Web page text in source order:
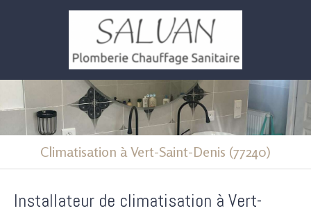
Climatisation à Vert-Saint-Denis (77240)
Installateur de climatisation à Vert-